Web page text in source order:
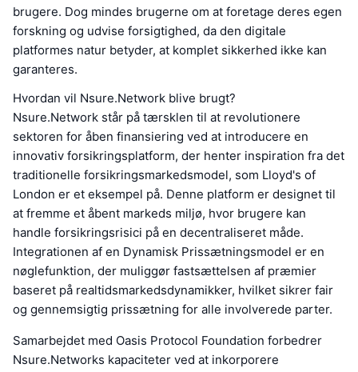
brugere. Dog mindes brugerne om at foretage deres egen
forskning og udvise forsigtighed, da den digitale
platformes natur betyder, at komplet sikkerhed ikke kan
garanteres.
Hvordan vil Nsure.Network blive brugt?
Nsure.Network står på tærsklen til at revolutionere
sektoren for åben finansiering ved at introducere en
innovativ forsikringsplatform, der henter inspiration fra det
traditionelle forsikringsmarkedsmodel, som Lloyd's of
London er et eksempel på. Denne platform er designet til
at fremme et åbent markeds miljø, hvor brugere kan
handle forsikringsrisici på en decentraliseret måde.
Integrationen af en Dynamisk Prissætningsmodel er en
nøglefunktion, der muliggør fastsættelsen af præmier
baseret på realtidsmarkedsdynamikker, hvilket sikrer fair
og gennemsigtig prissætning for alle involverede parter.
Samarbejdet med Oasis Protocol Foundation forbedrer
Nsure.Networks kapaciteter ved at inkorporere